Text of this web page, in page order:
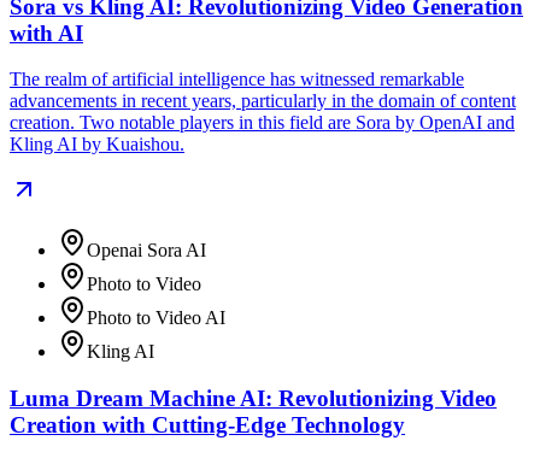
Sora vs Kling AI: Revolutionizing Video Generation
with AI
The realm of artificial intelligence has witnessed remarkable
advancements in recent years, particularly in the domain of content
creation. Two notable players in this field are Sora by OpenAI and
Kling AI by Kuaishou.
Openai Sora AI
Photo to Video
Photo to Video AI
Kling AI
Luma Dream Machine AI: Revolutionizing Video
Creation with Cutting-Edge Technology